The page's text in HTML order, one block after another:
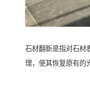
石材翻新是指对石材
理，使其恢复原有的